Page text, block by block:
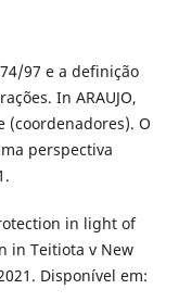
97 e a definição
In ARAUJO,
(coordenadores). O
perspectiva
in light of
in Teitiota v New
Disponível em: